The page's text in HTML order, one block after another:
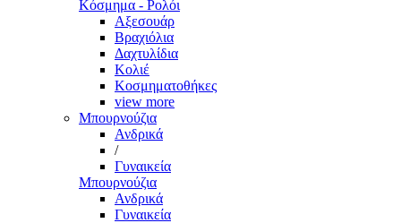
Κόσμημα - Ρολόι
Αξεσουάρ
Βραχιόλια
Δαχτυλίδια
Κολιέ
Κοσμηματοθήκες
view more
Μπουρνούζια
Ανδρικά
/
Γυναικεία
Μπουρνούζια
Ανδρικά
Γυναικεία